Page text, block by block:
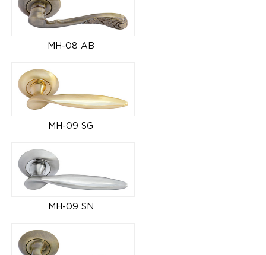
MH-08 AB
MH-09 SG
MH-09 SN